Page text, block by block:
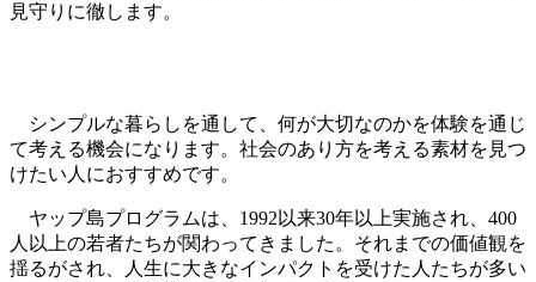
見守りに徹します。
シンプルな暮らしを通して、何が大切なのかを体験を通じ
て考える機会になります。社会のあり方を考える素材を見つ
けたい人におすすめです。
ヤップ島プログラムは、1992以来30年以上実施され、400
人以上の若者たちが関わってきました。それまでの価値観を
揺るがされ、人生に大きなインパクトを受けた人たちが多い